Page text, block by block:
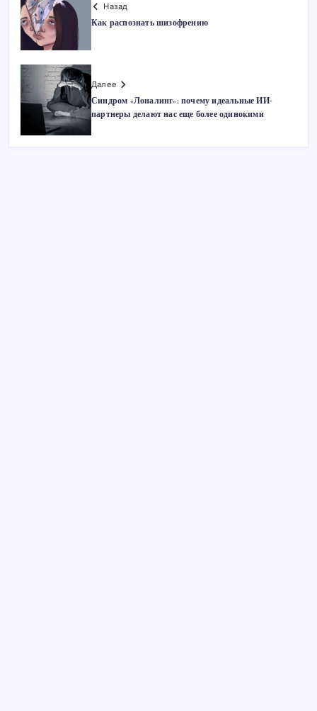
Назад
Как распознать шизофрению
Далее
Синдром «Лоналинг»: почему идеальные ИИ-
партнеры делают нас еще более одинокими